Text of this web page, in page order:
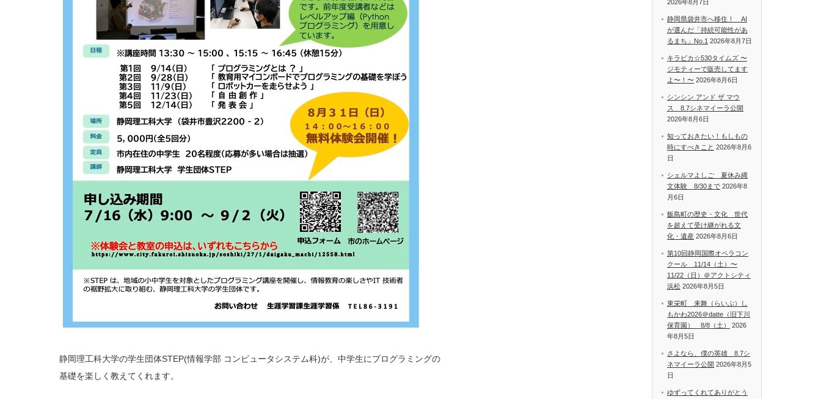
静岡理工科大学の学生団体STEP(情報学部 コンピュータシステム科)が、中学生にプログラミングの
基礎を楽しく教えてくれます。
2026年8月7日
静岡県袋井市へ移住！ AI
が選んだ「持続可能性があ
るまち」No.1 2026年8月7日
キラピカ☆530タイムズ 〜
ジモティーで販売してます
よ〜！〜 2026年8月6日
シンシン アンド ザ マウ
ス 8.7シネマイーラ公開
2026年8月6日
知っておきたい！もしもの
時にすべきこと 2026年8月6
日
シェルマよしご 夏休み縄
文体験 8/30まで 2026年8
月6日
飯島町の歴史・文化 世代
を超えて受け継がれる文
化・遺産 2026年8月6日
第10回静岡国際オペラコン
クール 11/14（土）〜
11/22（日）＠アクトシティ
浜松 2026年8月5日
東栄町 来舞（らいぶ）し
もかわ2026＠datte（旧下川
保育園） 8/8（土）
2026
年8月5日
さよなら、僕の英雄 8.7シ
ネマイーラ公開 2026年8月5
日
ゆずってくれてありがとう